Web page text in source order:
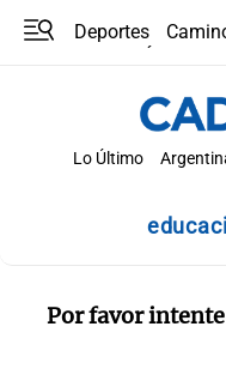
Deportes
Lo Último
Por favor